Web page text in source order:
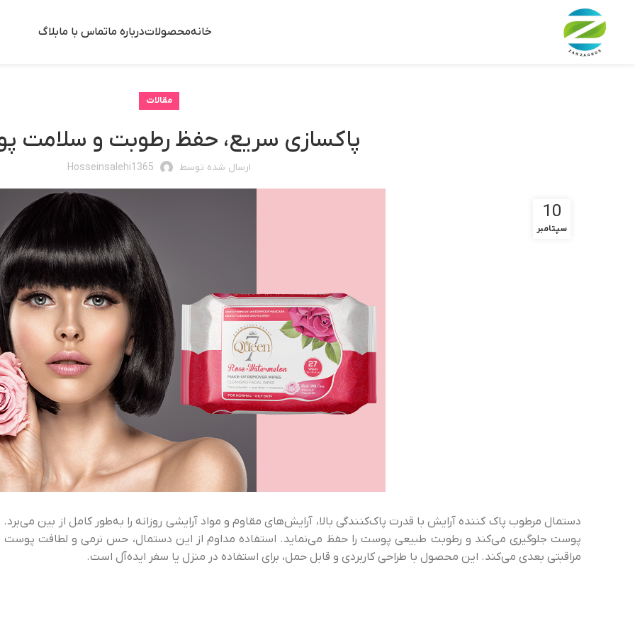
خانهمحصولاتدرباره ماتماس با مابلاگ
مقالات
پاکسازی سریع، حفظ رطوبت و سلامت
ارسال شده توسط Hosseinsalehi1365
10
سپتامبر
دستمال مرطوب پاک کننده آرایش با قدرت پاک‌کنندگی بالا، آرایش‌های مقاوم و مواد آرایشی روزانه را به‌طور کامل از بین
پوست جلوگیری می‌کند و رطوبت طبیعی پوست را حفظ می‌نماید. استفاده مداوم از این دستمال، حس نرمی و لطافت پوست
مراقبتی بعدی می‌کند. این محصول با طراحی کاربردی و قابل حمل، برای استفاده در منزل یا سفر ایده‌آل است.